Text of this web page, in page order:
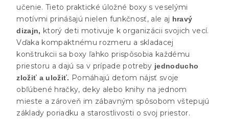
učenie. Tieto praktické úložné boxy s veselými
motívmi prinášajú nielen funkčnosť, ale aj hravý
dizajn, ktorý deti motivuje k organizácii svojich vecí.
Vďaka kompaktnému rozmeru a skladacej
konštrukcii sa boxy ľahko prispôsobia každému
priestoru a dajú sa v prípade potreby jednoducho
zložiť a uložiť. Pomáhajú deťom nájsť svoje
obľúbené hračky, deky alebo knihy na jednom
mieste a zároveň im zábavným spôsobom vštepujú
základy poriadku a starostlivosti o svoj priestor.